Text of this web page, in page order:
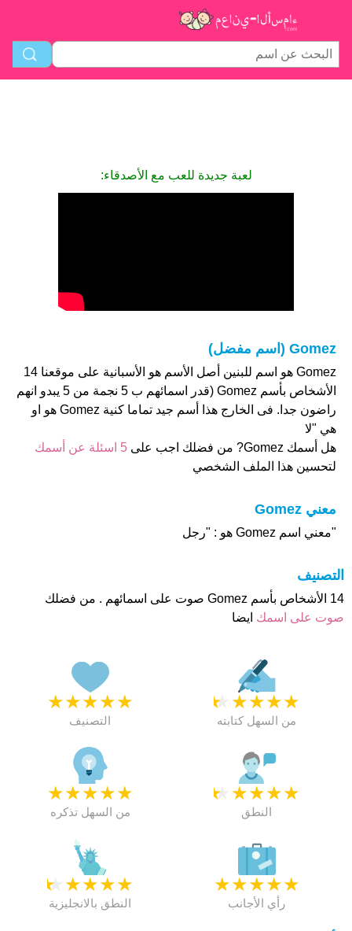
لعبة جديدة للعب مع الأصدقاء:
Gomez (اسم مفضل)
Gomez هو اسم للبنين أصل الأسم هو الأسبانية على موقعنا 14
الأشخاص بأسم Gomez (قدر اسمائهم ب 5 نجمة من 5 يبدو انهم
راضون جدا. فى الخارج هذا أسم جيد تماما كنية Gomez هو او
هي "لا
هل أسمك Gomez? من فضلك اجب على
5 اسئلة عن أسمك
لتحسين هذا الملف الشخصي
معني Gomez
"معني اسم Gomez هو : "رجل
التصنيف
14 الأشخاص بأسم Gomez صوت على اسمائهم . من فضلك
صوت على اسمك ايضا
★
★
★
★
★
التصنيف
★
★
★
★
★
من السهل كتابته
★
★
★
★
★
من السهل تذكره
★
★
★
★
★
النطق
★
★
★
★
★
النطق بالانجليزية
★
★
★
★
★
رأي الأجانب